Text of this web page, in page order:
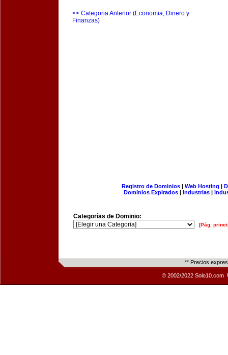
<< Categoria Anterior (Economia, Dinero y
Finanzas)
Registro de Dominios| Web Hosting |
Dominios Expirados | Industrias |
Categorías de Dominio:
[Pág.
** Precios
© 2002/2022 Solo10.com